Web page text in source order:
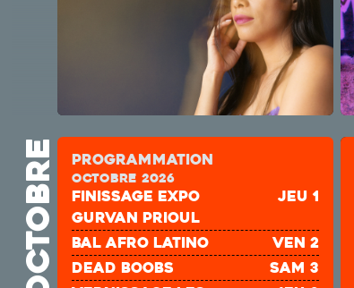
octobre Programmation
octobre 2026
Finissage expo
Gurvan prioul
jeu 1
bal afro latino
ven 2
DEAD BOOBS
sam 3